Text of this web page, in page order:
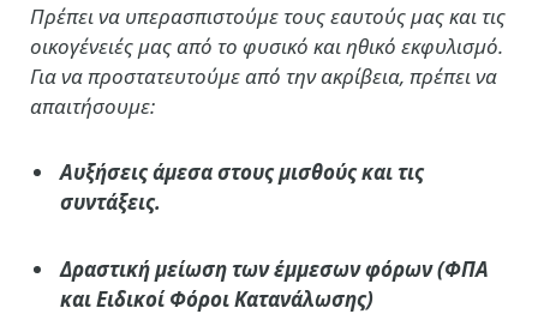
Πρέπει να υπερασπιστούμε τους εαυτούς μας και τις
οικογένειές μας από το φυσικό και ηθικό εκφυλισμό.
Για να προστατευτούμε από την ακρίβεια, πρέπει να
απαιτήσουμε:
Αυξήσεις άμεσα στους μισθούς και τις
συντάξεις.
Δραστική μείωση των έμμεσων φόρων (ΦΠΑ
και Ειδικοί Φόροι Κατανάλωσης)